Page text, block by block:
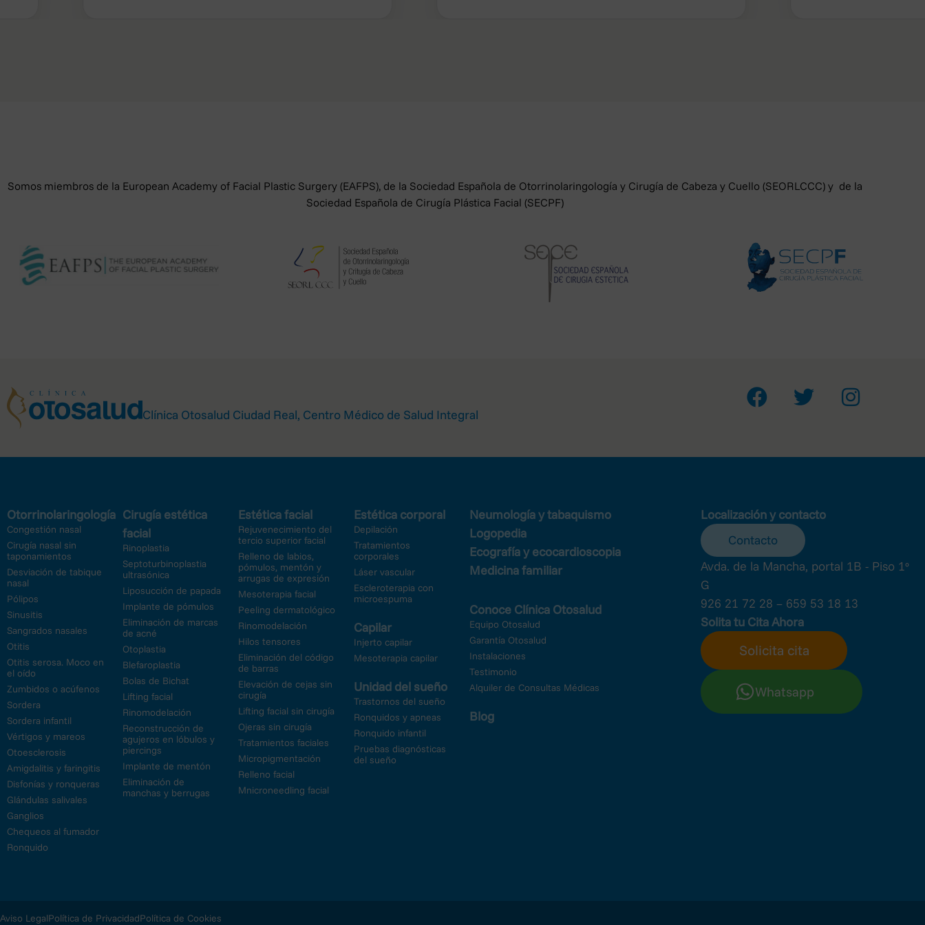
Somos miembros de la European Academy of Facial Plastic Surgery (EAFPS), de la Sociedad Española de Otorrinolaringología y Cirugía de Cabeza y Cuello (SEORLCCC) y de la
Sociedad Española de Cirugía Plástica Facial (SECPF)
Clínica Otosalud Ciudad Real, Centro Médico de Salud Integral
Otorrinolaringología
Congestión nasal
Cirugía nasal sin
taponamientos
Desviación de tabique
nasal
Pólipos
Sinusitis
Sangrados nasales
Otitis
Otitis serosa. Moco en
el oído
Zumbidos o acúfenos
Sordera
Sordera infantil
Vértigos y mareos
Otoesclerosis
Amigdalitis y faringitis
Disfonías y ronqueras
Glándulas salivales
Ganglios
Chequeos al fumador
Ronquido
Cirugía estética
facial
Rinoplastia
Septoturbinoplastia
ultrasónica
Liposucción de papada
Implante de pómulos
Eliminación de marcas
de acné
Otoplastia
Blefaroplastia
Bolas de Bichat
Lifting facial
Rinomodelación
Reconstrucción de
agujeros en lóbulos y
piercings
Implante de mentón
Eliminación de
manchas y berrugas
Estética facial
Rejuvenecimiento del
tercio superior facial
Relleno de labios,
pómulos, mentón y
arrugas de expresión
Mesoterapia facial
Peeling dermatológico
Rinomodelación
Hilos tensores
Eliminación del código
de barras
Elevación de cejas sin
cirugía
Lifting facial sin cirugía
Ojeras sin cirugía
Tratamientos faciales
Micropigmentación
Relleno facial
Mnicroneedling facial
Estética corporal
Depilación
Tratamientos
corporales
Láser vascular
Escleroterapia con
microespuma
Capilar
Injerto capilar
Mesoterapia capilar
Unidad del sueño
Trastornos del sueño
Ronquidos y apneas
Ronquido infantil
Pruebas diagnósticas
del sueño
Neumología y tabaquismo
Logopedia
Ecografía y ecocardioscopia
Medicina familiar
Conoce Clínica Otosalud
Equipo Otosalud
Garantía Otosalud
Instalaciones
Testimonio
Alquiler de Consultas Médicas
Blog
Localización y contacto
Contacto
Avda. de la Mancha, portal 1B - Piso 1º
G
926 21 72 28 – 659 53 18 13
Solita tu Cita Ahora
Solicita cita
Whatsapp
Aviso LegalPolítica de PrivacidadPolítica de Cookies
– Derecho de retirar el consentimiento: Usted tendrá derecho a retirar el consentimiento en cualquier momento, sin que ello
afecte a la licitud del tratamiento basado en el consentimiento antes de su retirada.
salvo por motivos legítimos imperiosos, o el ejercicio o la defensa de posibles reclamaciones.
– Derecho a la portabilidad de sus datos: Usted puede solicitarnos que sus datos personales automatizados sean cedidos o
transferidos a cualquier otra empresa que nos indique en un formato estructurado, inteligible y automatizado.
(www.agpd.es), o bien mediante escrito dirigido a su dirección postal (C/Jorge Juan, 6, 28001-Madrid).